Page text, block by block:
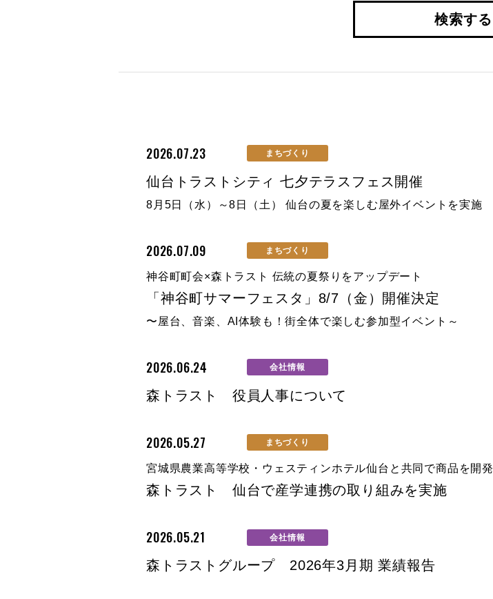
検索する
2026.07.23 まちづくり
仙台トラストシティ 七夕テラスフェス開催
8月5日（水）～8日（土） 仙台の夏を楽しむ屋外イベントを実施
2026.07.09 まちづくり
神谷町町会×森トラスト 伝統の夏祭りをアップデート
「神谷町サマーフェスタ」8/7（金）開催決定
〜屋台、音楽、AI体験も！街全体で楽しむ参加型イベント～
2026.06.24 会社情報
森トラスト 役員人事について
2026.05.27 まちづくり
宮城県農業高等学校・ウェスティンホテル仙台と共同で商品を開発
森トラスト 仙台で産学連携の取り組みを実施
2026.05.21 会社情報
森トラストグループ 2026年3月期 業績報告